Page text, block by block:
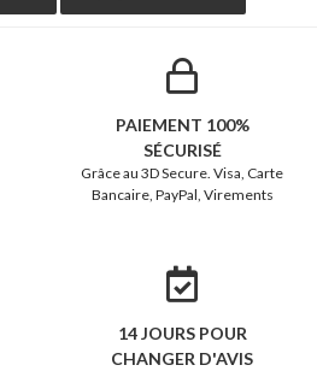
PAIEMENT 100%
SÉCURISÉ
Grâce au 3D Secure. Visa, Carte
Bancaire, PayPal, Virements
14 JOURS POUR
CHANGER D'AVIS